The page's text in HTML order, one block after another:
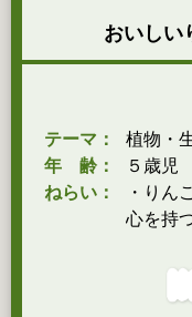
おいしい
テーマ：
植物・
年 齢：
５歳児
ねらい：
・りん
心を持つ